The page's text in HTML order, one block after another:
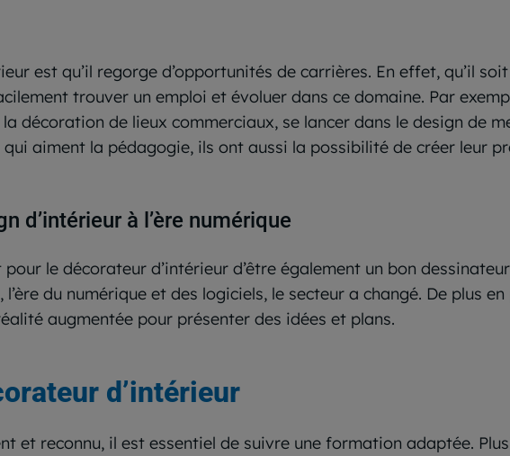
est qu’il regorge d’opportunités de carrières. En effet, qu’il
trouver un emploi et évoluer dans ce domaine. Par
décoration de lieux commerciaux, se lancer dans le design de
aiment la pédagogie, ils ont aussi la possibilité de créer leur
d’intérieur à l’ère numérique
le décorateur d’intérieur d’être également un bon
du numérique et des logiciels, le secteur a changé. De plus
augmentée pour présenter des idées et plans.
d’intérieur
et reconnu, il est essentiel de suivre une formation adaptée.